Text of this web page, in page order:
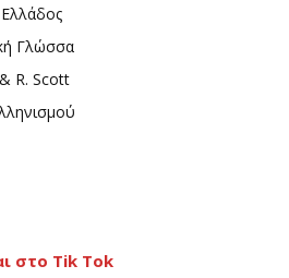
Ελλάδος
Γλώσσα
R. Scott
στο Tik Tok